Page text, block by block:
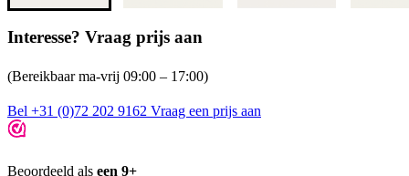
Interesse? Vraag prijs aan
(Bereikbaar ma-vrij 09:00 – 17:00)
Bel +31 (0)72 202 9162 Vraag een prijs aan
Beoordeeld als een 9+